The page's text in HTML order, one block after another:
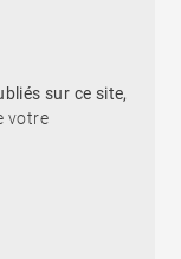
sur ce site,
votre